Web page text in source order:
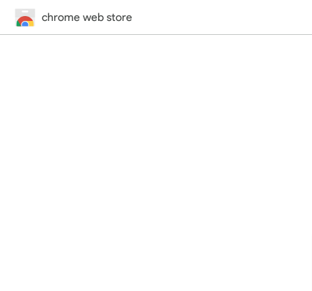
chrome web store